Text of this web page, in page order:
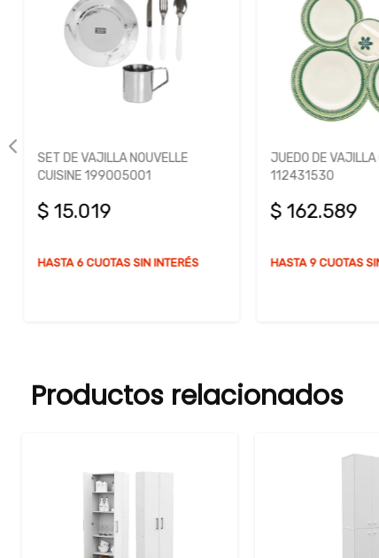
SET DE VAJILLA NOUVELLE
CUISINE 199005001
$ 15.019
HASTA 6 CUOTAS SIN INTERÉS
JUEDO DE VAJILLA
112431530
$ 162.589
HASTA 9 CUOTAS
Productos relacionados